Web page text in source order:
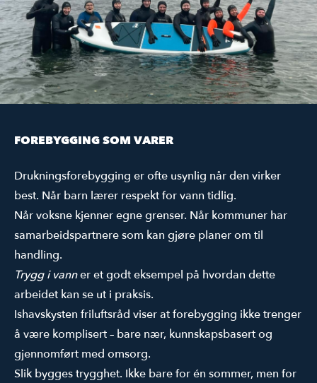
FOREBYGGING SOM VARER
Drukningsforebygging er ofte usynlig når den virker
best. Når barn lærer respekt for vann tidlig.
Når voksne kjenner egne grenser. Når kommuner har
samarbeidspartnere som kan gjøre planer om til
handling.
Trygg i vanner et godt eksempel på hvordan dette
arbeidet kan se ut i praksis.
Ishavskysten friluftsråd viser at forebygging ikke trenger
å være komplisert – bare nær, kunnskapsbasert og
gjennomført med omsorg.
Slik bygges trygghet. Ikke bare for én sommer, men for